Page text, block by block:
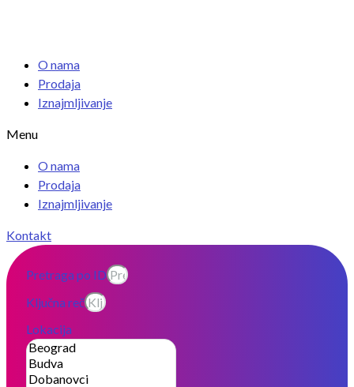
O nama
Prodaja
Iznajmljivanje
Menu
O nama
Prodaja
Iznajmljivanje
Kontakt
Pretraga po ID
Ključna reč
Lokacija